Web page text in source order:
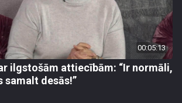
00:05:13
ilgstošām attiecībām: “Ir normāli,
samalt desās!”